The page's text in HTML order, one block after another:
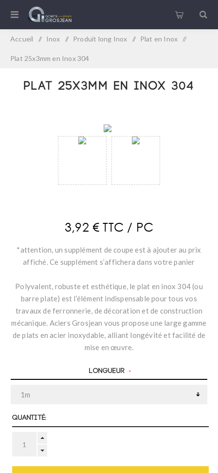
Accueil / Inox / Produit long Inox / Plat en Inox /
Plat 25x3mm en Inox 304
Plat 25x3mm en Inox 304
3,92 € TTC / PC
*attention, un supplément de coupe est à ajouter au prix
affiché. Ce supplément s’affichera dans votre panier
Polyvalent, robuste et esthétique, le plat en inox 304 (ou
barre plate) est l’élément indispensable pour tous vos
travaux de ferronnerie, de décoration et de construction
mécanique. Aciers Grosjean vous propose une large gamme
de plats en acier inoxydable, alliant longévité et facilité de
mise en œuvre.
Longueur *
Quantité: